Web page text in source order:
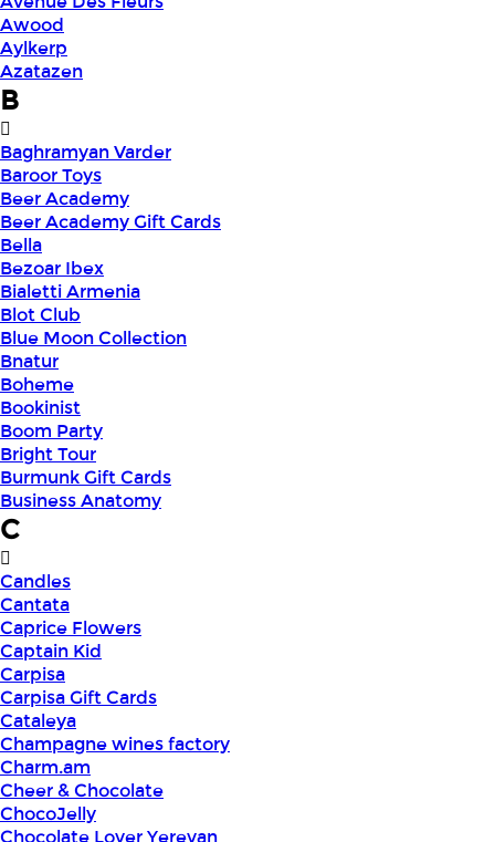
Awood
Aylkerp
Azatazen
B
Baghramyan Varder
Baroor Toys
Beer Academy
Beer Academy Gift Cards
Bella
Bezoar Ibex
Bialetti Armenia
Blot Club
Blue Moon Collection
Bnatur
Boheme
Bookinist
Boom Party
Bright Tour
Burmunk Gift Cards
Business Anatomy
C
Candles
Cantata
Caprice Flowers
Captain Kid
Carpisa
Carpisa Gift Cards
Cataleya
Champagne wines factory
Charm.am
Cheer & Chocolate
ChocoJelly
Chocolate Lover Yerevan